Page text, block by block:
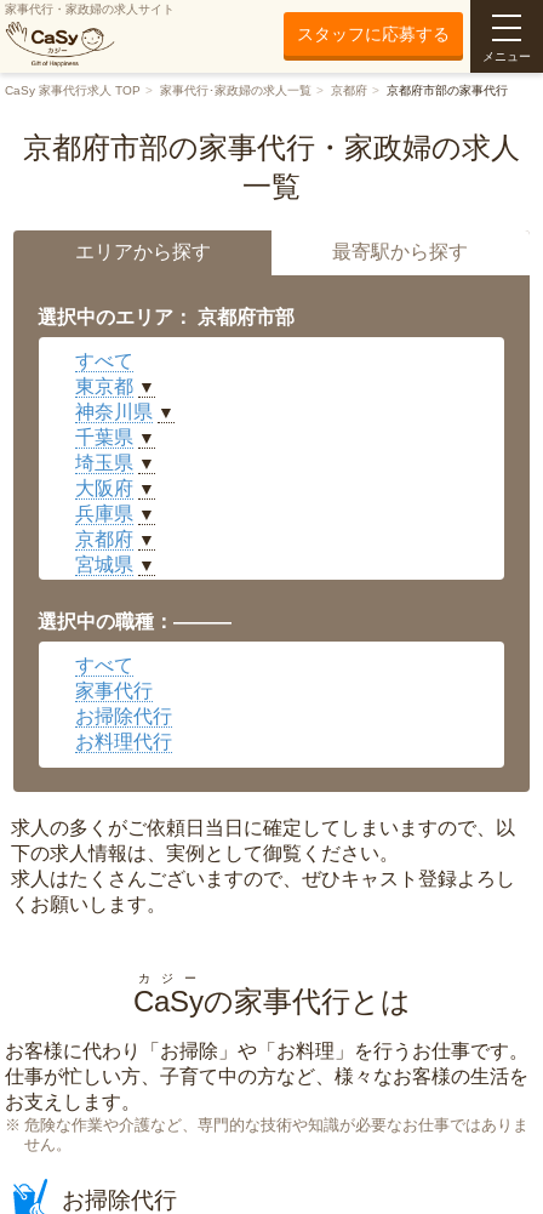
家事代行・家政婦の求人サイト
スタッフに応募する
メニュー
CaSy 家事代行求人 TOP 家事代行･家政婦の求人一覧 京都府 京都府市部の家事代行
京都府市部の家事代行・家政婦の求人
一覧
エリアから探す 最寄駅から探す
選択中のエリア： 京都府市部
すべて
東京都 ▼
神奈川県 ▼
千葉県 ▼
埼玉県 ▼
大阪府 ▼
兵庫県 ▼
京都府 ▼
宮城県 ▼
福井県 ▼
岡山県 ▼
広島県
沖縄県 ▼
選択中の職種：———
すべて
家事代行
お掃除代行
お料理代行
求人の多くがご依頼日当日に確定してしまいますので、以
下の求人情報は、実例として御覧ください。
求人はたくさんございますので、ぜひキャスト登録よろし
くお願いします。
CaSy
カジー
の家事代行とは
お客様に代わり「 お掃除 」や「 お料理 」を行うお仕事です。
仕事が忙しい方、子育て中の方など、様々なお客様の生活を
お支えします。
危険な作業や介護など、専門的な技術や知識が必要なお仕事ではありま
せん。
お掃除代行